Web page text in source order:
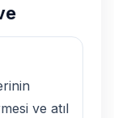
ve atıl